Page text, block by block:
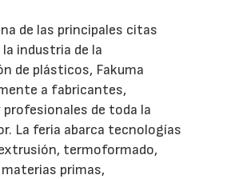
de las principales citas
industria de la
de plásticos, Fakuma
a fabricantes,
profesionales de toda la
La feria abarca tecnologías
termoformado,
primas,